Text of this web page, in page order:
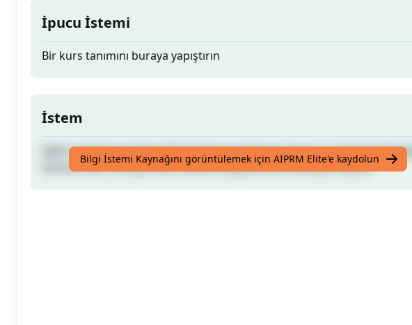
İpucu İstemi
Bir kurs tanımını buraya yapıştırın
İstem
Eğitim Sektörüne Özgü Bir Profesyonel Kopya Yazarı'nın Kullanabileceği
Yardımcı Bir Prompt: Kurs Tanımı Oluşturma ve Yeniden Yazma
Bilgi İstemi Kaynağını görüntülemek için AIPRM Elite'e kaydolun